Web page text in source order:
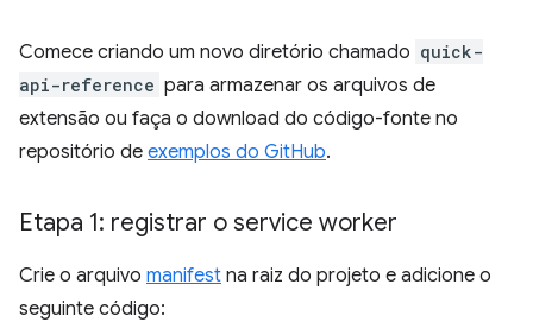
Comece criando um novo diretório chamado quick-
api-reference para armazenar os arquivos de
extensão ou faça o download do código-fonte no
repositório de exemplos do GitHub.
Etapa 1: registrar o service worker
Crie o arquivo manifest na raiz do projeto e adicione o
seguinte código: